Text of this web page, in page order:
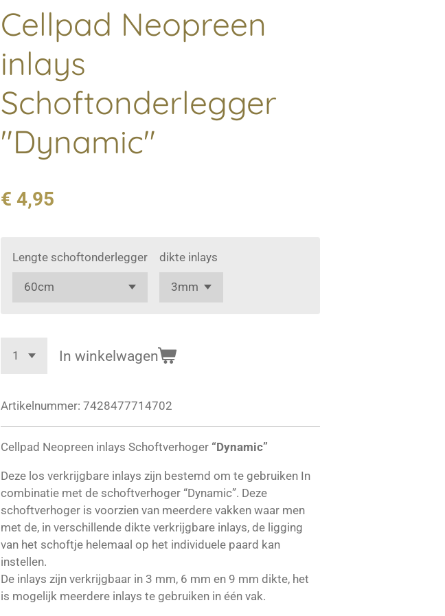
Cellpad Neopreen
inlays
Schoftonderlegger
"Dynamic"
€ 4,95
Lengte schoftonderlegger dikte inlays
In winkelwagen
Artikelnummer: 7428477714702
Cellpad Neopreen inlays Schoftverhoger “Dynamic”
Deze los verkrijgbare inlays zijn bestemd om te gebruiken In
combinatie met de schoftverhoger “Dynamic”. Deze
schoftverhoger is voorzien van meerdere vakken waar men
met de, in verschillende dikte verkrijgbare inlays, de ligging
van het schoftje helemaal op het individuele paard kan
instellen.
De inlays zijn verkrijgbaar in 3 mm, 6 mm en 9 mm dikte, het
is mogelijk meerdere inlays te gebruiken in één vak.